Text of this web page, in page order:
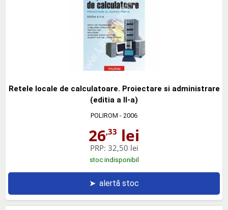
Retele locale de calculatoare. Proiectare si administrare
(editia a II-a)
POLIROM - 2006
26,33 lei
PRP: 32,50 lei
stoc indisponibil
➤ alertă stoc